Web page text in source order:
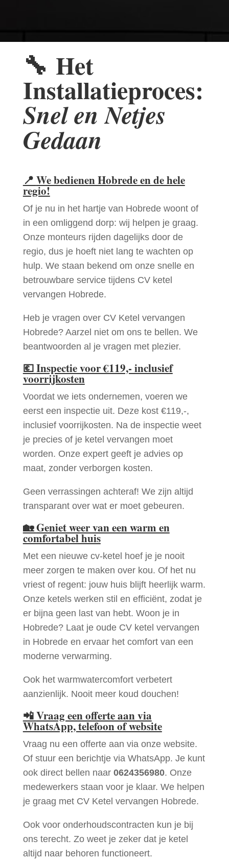
🔧 Het
Installatieproces:
Snel en Netjes
Gedaan
📍 We bedienen Hobrede en de hele
regio!
Of je nu in het hartje van Hobrede woont of
in een omliggend dorp: wij helpen je graag.
Onze monteurs rijden dagelijks door de
regio, dus je hoeft niet lang te wachten op
hulp. We staan bekend om onze snelle en
betrouwbare service tijdens CV ketel
vervangen Hobrede.
Heb je vragen over CV Ketel vervangen
Hobrede? Aarzel niet om ons te bellen. We
beantwoorden al je vragen met plezier.
💶Inspectie voor €119,- inclusief
voorrijkosten
Voordat we iets ondernemen, voeren we
eerst een inspectie uit. Deze kost €119,-,
inclusief voorrijkosten. Na de inspectie weet
je precies of je ketel vervangen moet
worden. Onze expert geeft je advies op
maat, zonder verborgen kosten.
Geen verrassingen achteraf! We zijn altijd
transparant over wat er moet gebeuren.
🏡Geniet weer van een warm en
comfortabel huis
Met een nieuwe cv-ketel hoef je je nooit
meer zorgen te maken over kou. Of het nu
vriest of regent: jouw huis blijft heerlijk warm.
Onze ketels werken stil en efficiënt, zodat je
er bijna geen last van hebt. Woon je in
Hobrede? Laat je oude CV ketel vervangen
in Hobrede en ervaar het comfort van een
moderne verwarming.
Ook het warmwatercomfort verbetert
aanzienlijk. Nooit meer koud douchen!
📲Vraag een offerte aan via
WhatsApp, telefoon of website
Vraag nu een offerte aan via onze website.
Of stuur een berichtje via WhatsApp. Je kunt
ook direct bellen naar 0624356980. Onze
medewerkers staan voor je klaar. We helpen
je graag met CV Ketel vervangen Hobrede.
Ook voor onderhoudscontracten kun je bij
ons terecht. Zo weet je zeker dat je ketel
altijd naar behoren functioneert.